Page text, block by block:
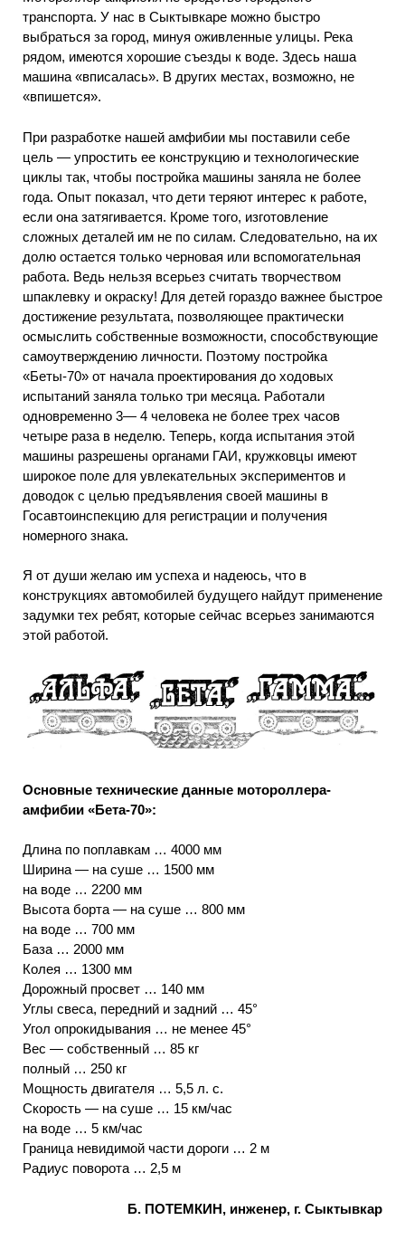
транспорта. У нас в Сыктывкаре можно быстро
выбраться за город, минуя оживленные улицы. Река
рядом, имеются хорошие съезды к воде. Здесь наша
машина «вписалась». В других местах, возможно, не
«впишется».
При разработке нашей амфибии мы поставили себе
цель — упростить ее конструкцию и технологические
циклы так, чтобы постройка машины заняла не более
года. Опыт показал, что дети теряют интерес к работе,
если она затягивается. Кроме того, изготовление
сложных деталей им не по силам. Следовательно, на их
долю остается только черновая или вспомогательная
работа. Ведь нельзя всерьез считать творчеством
шпаклевку и окраску! Для детей гораздо важнее быстрое
достижение результата, позволяющее практически
осмыслить собственные возможности, способствующие
самоутверждению личности. Поэтому постройка
«Беты-70» от начала проектирования до ходовых
испытаний заняла только три месяца. Работали
одновременно 3— 4 человека не более трех часов
четыре раза в неделю. Теперь, когда испытания этой
машины разрешены органами ГАИ, кружковцы имеют
широкое поле для увлекательных экспериментов и
доводок с целью предъявления своей машины в
Госавтоинспекцию для регистрации и получения
номерного знака.
Я от души желаю им успеха и надеюсь, что в
конструкциях автомобилей будущего найдут применение
задумки тех ребят, которые сейчас всерьез занимаются
этой работой.
Основные технические данные мотороллера-
амфибии «Бета-70»:
Длина по поплавкам … 4000 мм
Ширина — на суше … 1500 мм
на воде … 2200 мм
Высота борта — на суше … 800 мм
на воде … 700 мм
База … 2000 мм
Колея … 1300 мм
Дорожный просвет … 140 мм
Углы свеса, передний и задний … 45°
Угол опрокидывания … не менее 45°
Вес — собственный … 85 кг
полный … 250 кг
Мощность двигателя … 5,5 л. с.
Скорость — на суше … 15 км/час
на воде … 5 км/час
Граница невидимой части дороги … 2 м
Радиус поворота … 2,5 м
Б. ПОТЕМКИН, инженер, г. Сыктывкар